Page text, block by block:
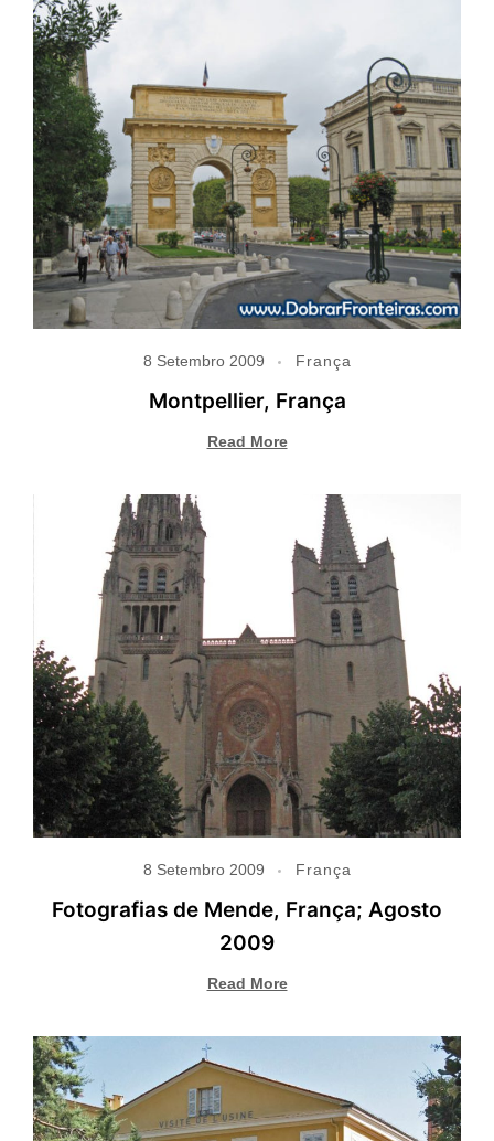
8 Setembro 2009 França
Montpellier, França
Read More
8 Setembro 2009 França
Fotografias de Mende, França; Agosto
2009
Read More